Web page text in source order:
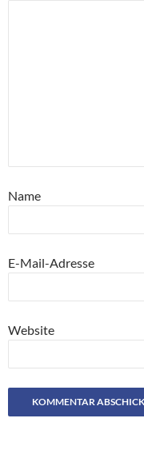
Name
E-Mail-Adresse
Website